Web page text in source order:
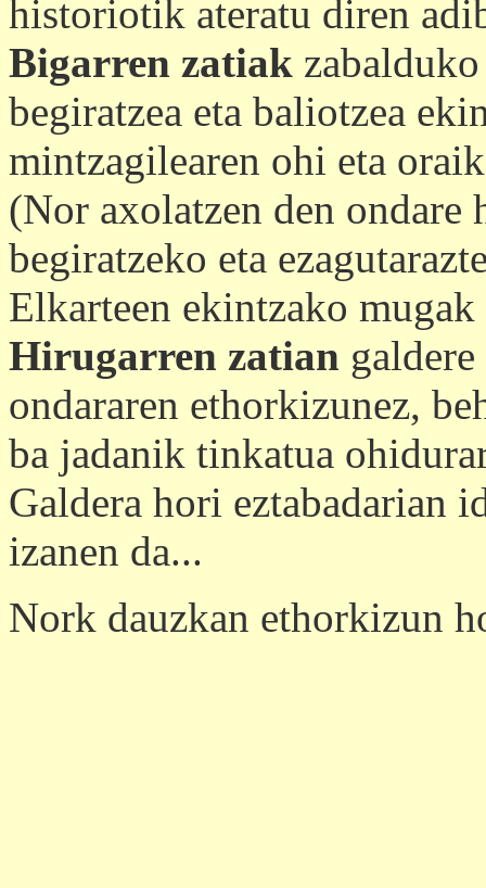
historiotik ateratu diren
Bigarren zatiak
begiratzea eta baliotzea
mintzagilearen ohi eta
(Nor axolatzen den ondare
begiratzeko eta
Elkarteen ekintzako
Hirugarren zatian
ondararen ethorkizunez,
ba jadanik tinkatua
Galdera hori eztabadarian
izanen da...
Nork dauzkan ethorkizun